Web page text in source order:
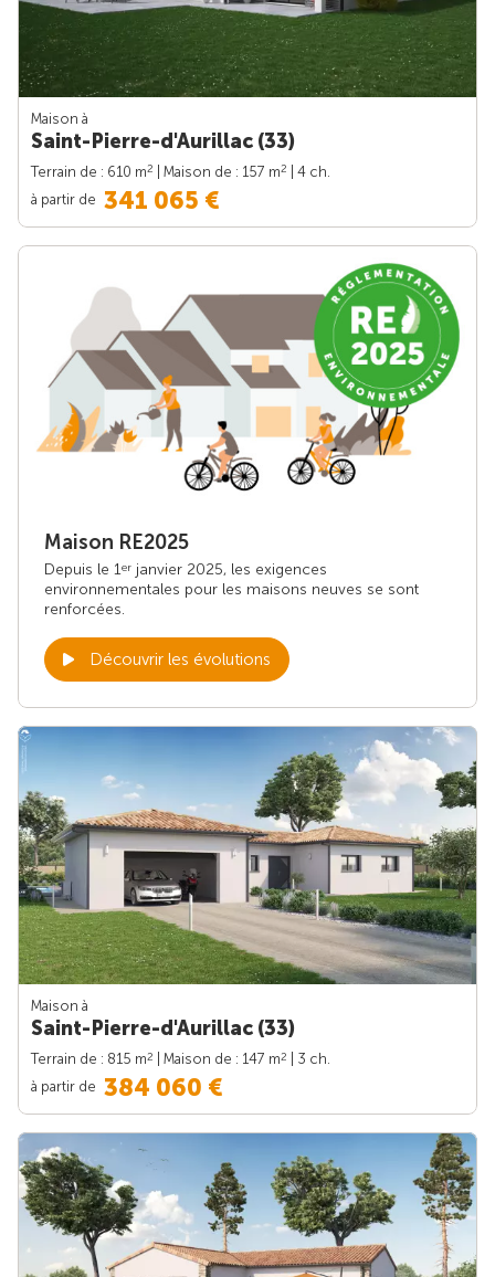
Maison à
Saint-Pierre-d'Aurillac (33)
Terrain de : 610 m2 | Maison de : 157 m2
| 4 ch.
à partir de 341 065 €
Maison RE2025
Depuis le 1er janvier 2025, les exigences
environnementales pour les maisons neuves se sont
renforcées.
Découvrir les évolutions
Maison à
Saint-Pierre-d'Aurillac (33)
Terrain de : 815 m2 | Maison de : 147 m2
| 3 ch.
à partir de 384 060 €